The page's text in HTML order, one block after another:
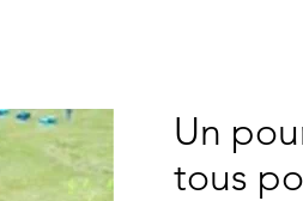
Un
tous